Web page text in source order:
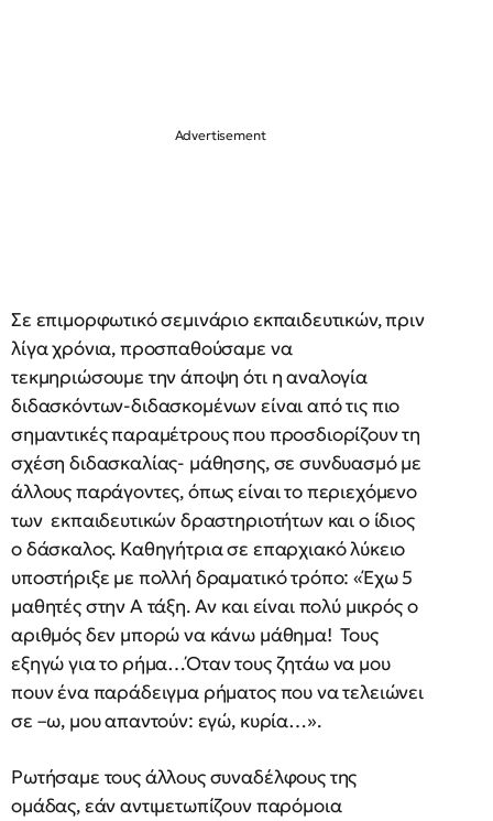
Σε επιμορφωτικό σεμινάριο εκπαιδευτικών, πριν
λίγα χρόνια, προσπαθούσαμε να
τεκμηριώσουμε την άποψη ότι η αναλογία
διδασκόντων-διδασκομένων είναι από τις πιο
σημαντικές παραμέτρους που προσδιορίζουν τη
σχέση διδασκαλίας- μάθησης, σε συνδυασμό με
άλλους παράγοντες, όπως είναι το περιεχόμενο
των εκπαιδευτικών δραστηριοτήτων και ο ίδιος
ο δάσκαλος. Καθηγήτρια σε επαρχιακό λύκειο
υποστήριξε με πολλή δραματικό τρόπο: «Έχω 5
μαθητές στην Α τάξη. Αν και είναι πολύ μικρός ο
αριθμός δεν μπορώ να κάνω μάθημα! Τους
εξηγώ για το ρήμα…Όταν τους ζητάω να μου
πουν ένα παράδειγμα ρήματος που να τελειώνει
σε –ω, μου απαντούν: εγώ, κυρία…».
Ρωτήσαμε τους άλλους συναδέλφους της
ομάδας, εάν αντιμετωπίζουν παρόμοια